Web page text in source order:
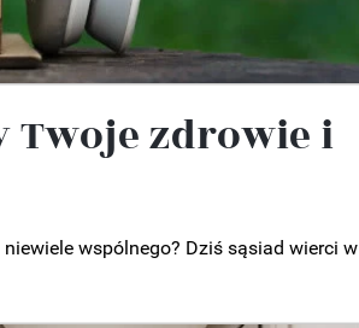
Twoje zdrowie i
wspólnego? Dziś sąsiad wierci w